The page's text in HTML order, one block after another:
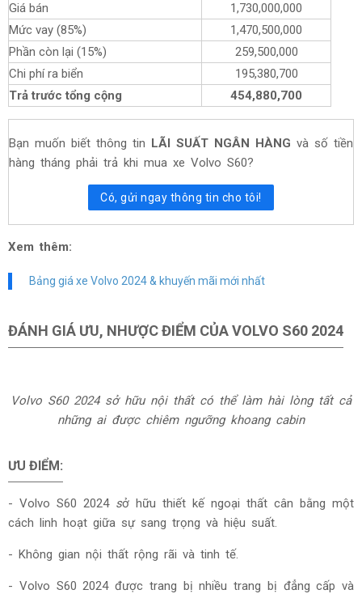
Giá bán
1,730,000,000
Mức vay (85%)
1,470,500,000
Phần còn lại (15%)
259,500,000
Chi phí ra biển
195,380,700
Trả trước tổng cộng
454,880,700
Bạn muốn biết thông tin LÃI SUẤT NGÂN HÀNG và số tiền
hàng tháng phải trả khi mua xe Volvo S60?
Có, gửi ngay thông tin cho tôi!
Xem thêm:
Bảng giá xe Volvo 2024 & khuyến mãi mới nhất
ĐÁNH GIÁ ƯU, NHƯỢC ĐIỂM CỦA VOLVO S60 2024
Volvo S60 2024 sở hữu nội thất có thể làm hài lòng tất cả
những ai được chiêm ngưỡng khoang cabin
ƯU ĐIỂM:
- Volvo S60 2024sở hữu thiết kế ngoại thất cân bằng một
cách linh hoạt giữa sự sang trọng và hiệu suất.
- Không gian nội thất rộng rãi và tinh tế.
- Volvo S60 2024 được trang bị nhiều trang bị đẳng cấp và